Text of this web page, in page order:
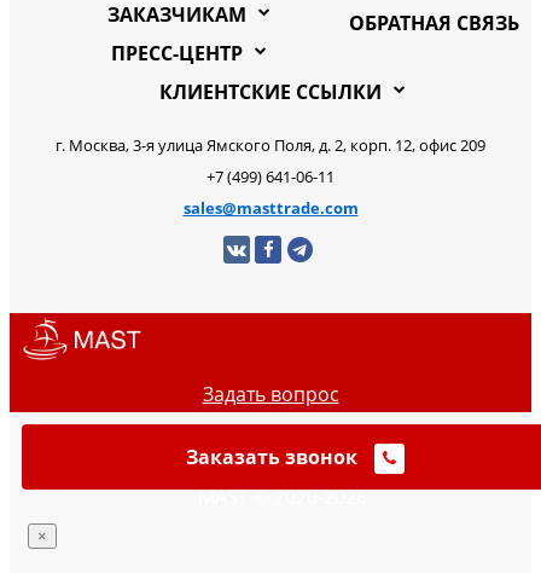
ОБРАТНАЯ СВЯЗЬ
ЗАКАЗЧИКАМ
ПРЕСС-ЦЕНТР
КЛИЕНТСКИЕ ССЫЛКИ
г. Москва, 3-я улица Ямского Поля, д. 2, корп. 12, офис 209
+7 (499) 641-06-11
sales@masttrade.com
Задать вопрос
Заказать звонок
MAST © 2020-2026
×